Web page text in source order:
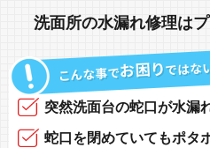
洗面所の水漏れ修理は
突然洗面台の蛇口 が水漏
蛇口 を閉めていてもポタ